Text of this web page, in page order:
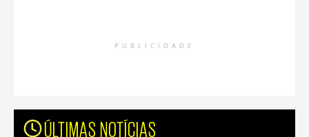
PUBLICIDADE
ÚLTIMAS NOTÍCIAS